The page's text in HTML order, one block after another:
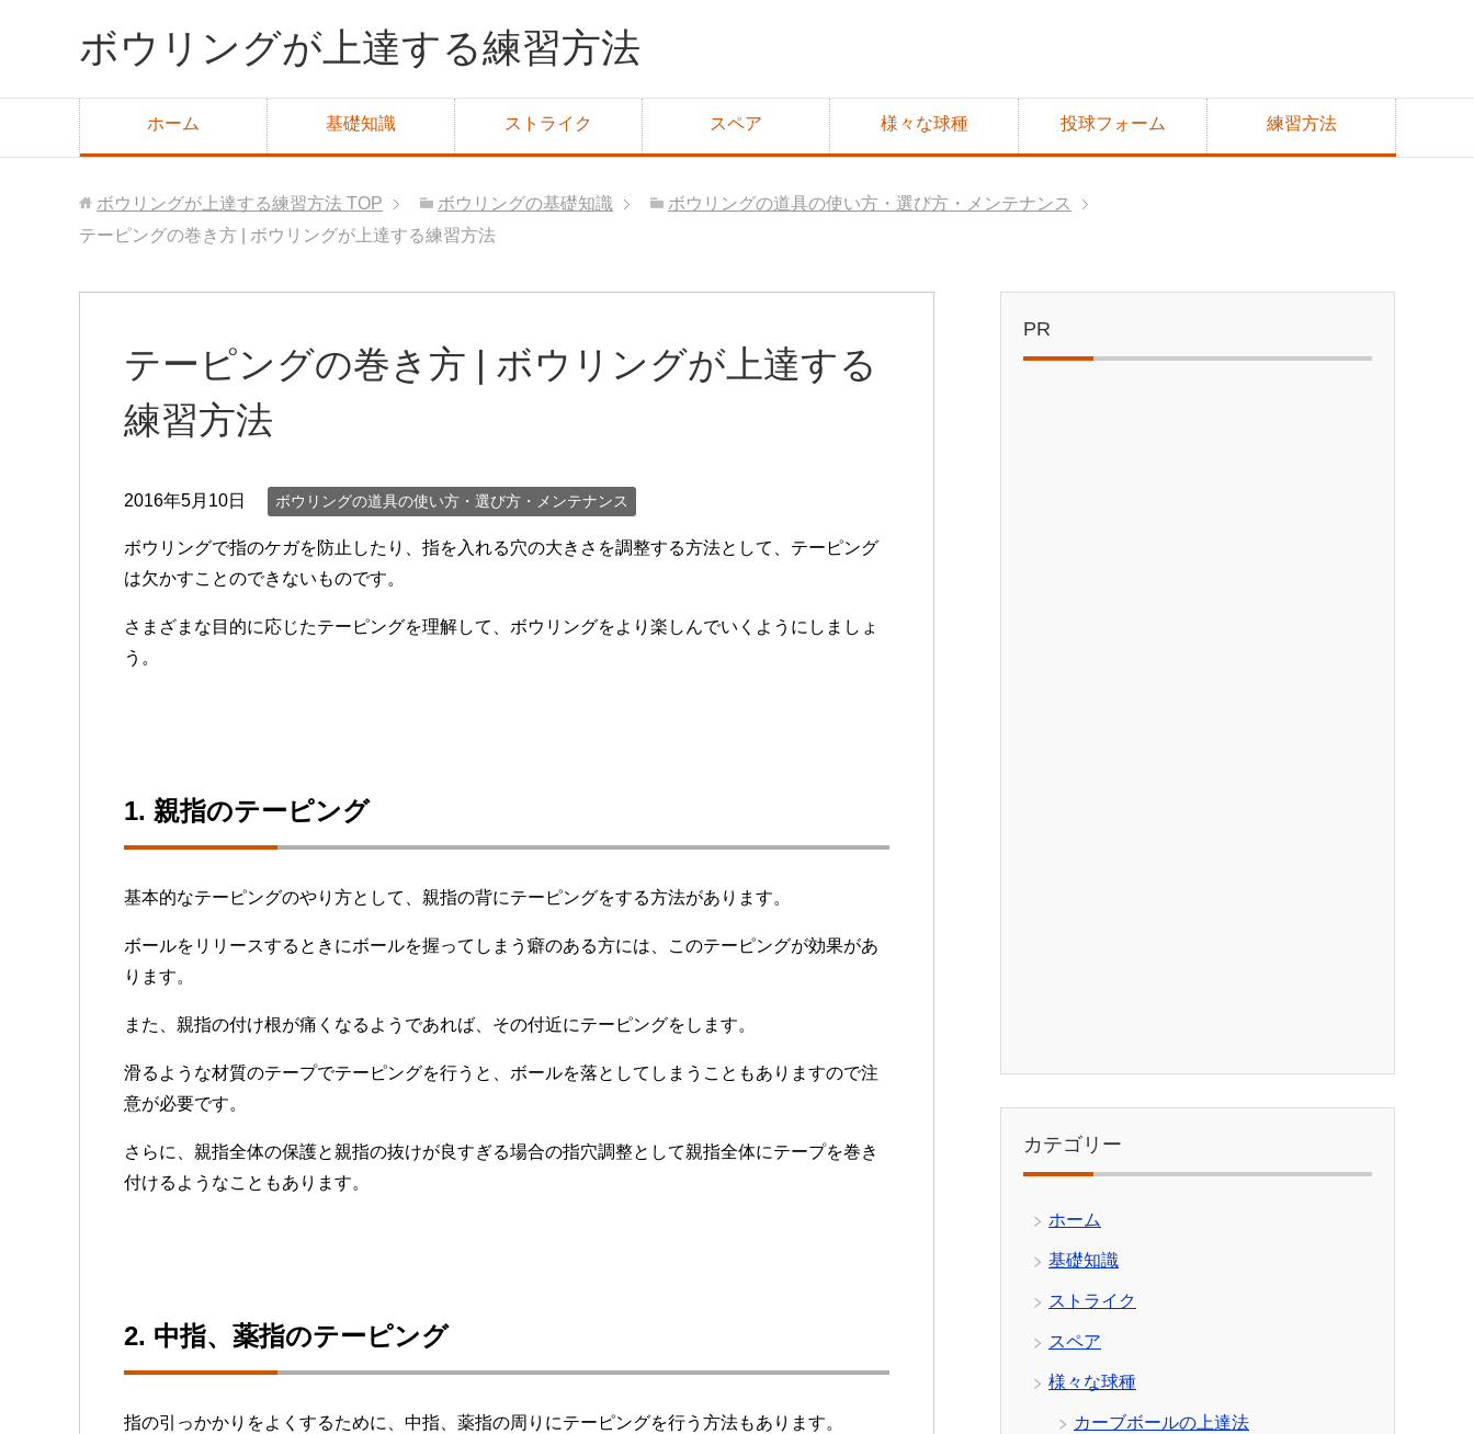
ボウリングが上達する練習方法
ホーム 基礎知識 ストライク スペア 様々な球種 投球フォーム 練習方法
ボウリングが上達する練習方法 TOP ボウリングの基礎知識
ボウリングの道具の使い方・選び方・メンテナンス
テーピングの巻き方 | ボウリングが上達する練習方法
テーピングの巻き方 | ボウリングが上達する
練習方法
2016年5月10日 ボウリングの道具の使い方・選び方・メンテナンス
ボウリングで指のケガを防止したり、指を入れる穴の大きさを調整する方法として、テーピング
は欠かすことのできないものです。
さまざまな目的に応じたテーピングを理解して、ボウリングをより楽しんでいくようにしましょ
う。
1. 親指のテーピング
基本的なテーピングのやり方として、親指の背にテーピングをする方法があります。
ボールをリリースするときにボールを握ってしまう癖のある方には、このテーピングが効果があ
ります。
また、親指の付け根が痛くなるようであれば、その付近にテーピングをします。
滑るような材質のテープでテーピングを行うと、ボールを落としてしまうこともありますので注
意が必要です。
さらに、親指全体の保護と親指の抜けが良すぎる場合の指穴調整として親指全体にテープを巻き
付けるようなこともあります。
2. 中指、薬指のテーピング
指の引っかかりをよくするために、中指、薬指の周りにテーピングを行う方法もあります。
PR
カテゴリー
ホーム
基礎知識
ストライク
スペア
様々な球種
カーブボールの上達法